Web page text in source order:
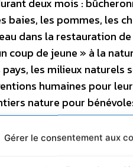
Gérer le consentement aux
deux mois :
baies, les pommes, les
dans la restauration
coup de jeune » à la
les milieux naturels
humaines pour
nature pour
d’insertion,
spécialisées,
entre amis pour